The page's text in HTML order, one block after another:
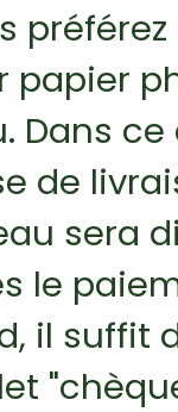
papier
Dans
de
sera
le
il suffit